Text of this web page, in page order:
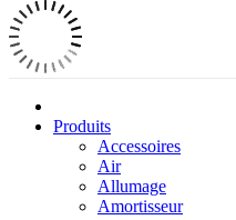
Produits
Accessoires
Air
Allumage
Amortisseur